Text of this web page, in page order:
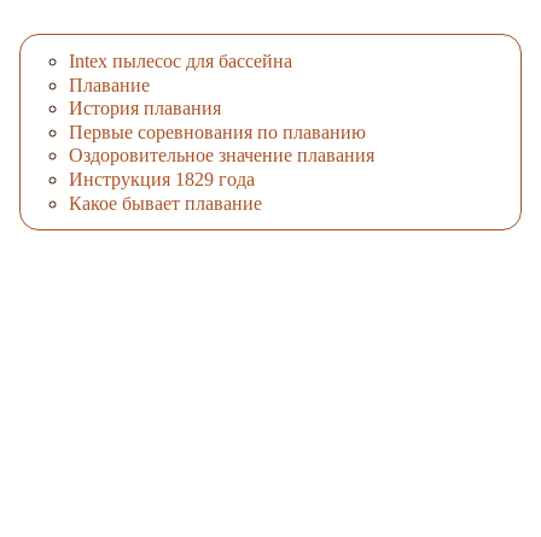
Intex пылесос для бассейна
Плавание
История плавания
Первые соревнования по плаванию
Оздоровительное значение плавания
Инструкция 1829 года
Какое бывает плавание